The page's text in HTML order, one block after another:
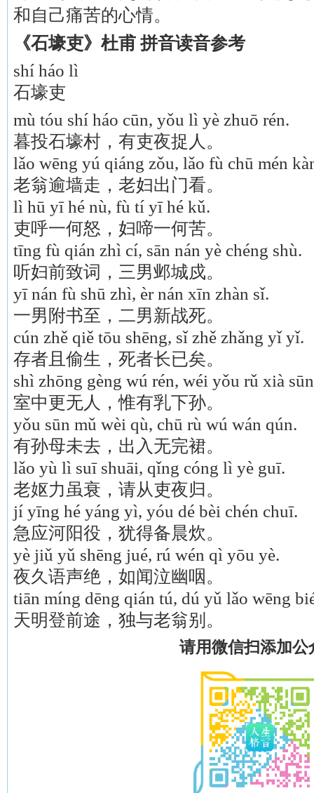
和自己痛苦的心情。
《石壕吏》杜甫 拼音读音参考
shí háo lì
石壕吏
mù tóu shí háo cūn, yǒu lì yè zhuō rén.
暮投石壕村，有吏夜捉人。
lǎo wēng yú qiáng zǒu, lǎo fù chū mén
老翁逾墙走，老妇出门看。
lì hū yī hé nù, fù tí yī hé kǔ.
吏呼一何怒，妇啼一何苦。
tīng fù qián zhì cí, sān nán yè chéng shù.
听妇前致词，三男邺城戍。
yī nán fù shū zhì, èr nán xīn zhàn sǐ.
一男附书至，二男新战死。
cún zhě qiě tōu shēng, sǐ zhě zhǎng yǐ yǐ.
存者且偷生，死者长已矣。
shì zhōng gèng wú rén, wéi yǒu rǔ xià
室中更无人，惟有乳下孙。
yǒu sūn mǔ wèi qù, chū rù wú wán qún.
有孙母未去，出入无完裙。
lǎo yù lì suī shuāi, qǐng cóng lì yè guī.
老妪力虽衰，请从吏夜归。
jí yīng hé yáng yì, yóu dé bèi chén chuī.
急应河阳役，犹得备晨炊。
yè jiǔ yǔ shēng jué, rú wén qì yōu yè.
夜久语声绝，如闻泣幽咽。
tiān míng dēng qián tú, dú yǔ lǎo wēng
天明登前途，独与老翁别。
请用微信扫添加公